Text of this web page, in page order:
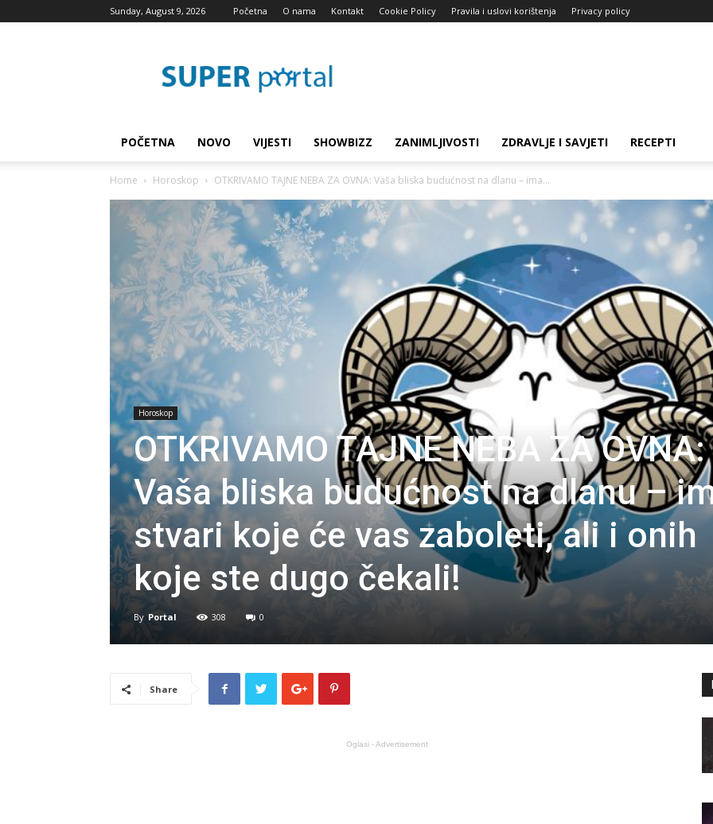
Sunday, August 9, 2026 Početna O nama Kontakt Cookie Policy Pravila i uslovi korištenja Privacy policy
blog
POČETNA NOVO VIJESTI SHOWBIZZ ZANIMLJIVOSTI ZDRAVLJE I SAVJETI RECEPTI
Home Horoskop OTKRIVAMO TAJNE NEBA ZA OVNA: Vaša bliska budućnost na dlanu – ima...
Horoskop
OTKRIVAMO TAJNE NEBA ZA OVNA:
Vaša bliska budućnost na dlanu –
stvari koje će vas zaboleti, ali i onih
koje ste dugo čekali!
By Portal 308 0
Share
Oglasi - Advertisement